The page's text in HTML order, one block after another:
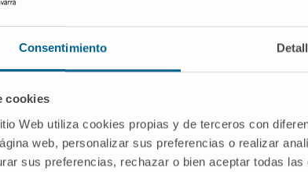
Consentimiento
cookies
Web utiliza cookies propias y de terceros con
web, personalizar sus preferencias o realizar
sus preferencias, rechazar o bien aceptar todas
the page you are